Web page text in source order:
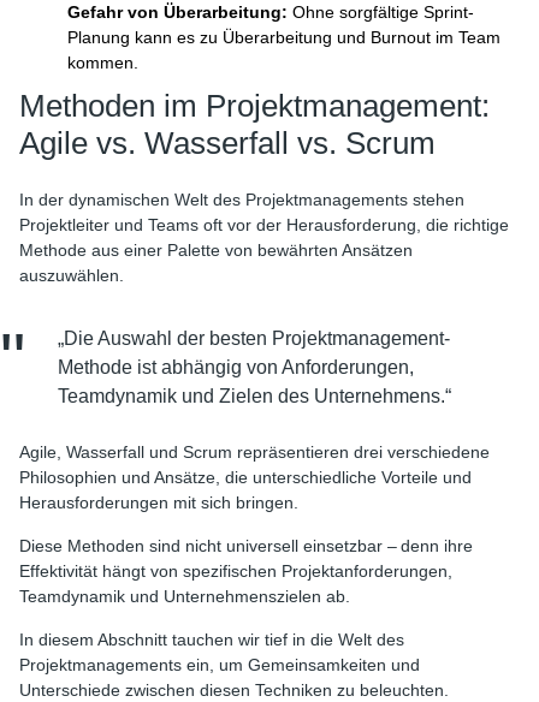
Gefahr von Überarbeitung: Ohne sorgfältige Sprint-
Planung kann es zu Überarbeitung und Burnout im Team
kommen.
Methoden im Projektmanagement:
Agile vs. Wasserfall vs. Scrum
In der dynamischen Welt des Projektmanagements stehen
Projektleiter und Teams oft vor der Herausforderung, die richtige
Methode aus einer Palette von bewährten Ansätzen
auszuwählen.
„Die Auswahl der besten Projektmanagement-
Methode ist abhängig von Anforderungen,
Teamdynamik und Zielen des Unternehmens.“
Agile, Wasserfall und Scrum repräsentieren drei verschiedene
Philosophien und Ansätze, die unterschiedliche Vorteile und
Herausforderungen mit sich bringen.
Diese Methoden sind nicht universell einsetzbar – denn ihre
Effektivität hängt von spezifischen Projektanforderungen,
Teamdynamik und Unternehmenszielen ab.
In diesem Abschnitt tauchen wir tief in die Welt des
Projektmanagements ein, um Gemeinsamkeiten und
Unterschiede zwischen diesen Techniken zu beleuchten.